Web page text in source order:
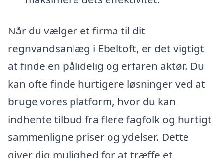
Når du vælger et firma til dit
regnvandsanlæg i Ebeltoft, er det vigtigt
at finde en pålidelig og erfaren aktør. Du
kan ofte finde hurtigere løsninger ved at
bruge vores platform, hvor du kan
indhente tilbud fra flere fagfolk og hurtigt
sammenligne priser og ydelser. Dette
giver dig mulighed for at træffe et